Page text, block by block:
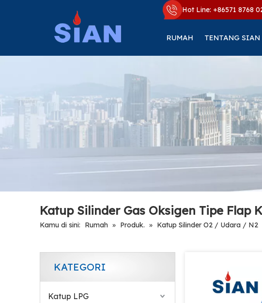
Hot Line: +86571 8768
RUMAH TENTANG SIAN
Katup Silinder Gas Oksigen Tipe
Kamu di sini: Rumah » Produk. » Katup Silinder O2 / Udara / N2
KATEGORI
Katup LPG